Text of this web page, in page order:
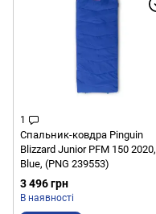
1
Спальник-ковдра Pinguin
Blizzard Junior PFM 150 2020,
Blue, (PNG 239553)
3 496 грн
В наявності